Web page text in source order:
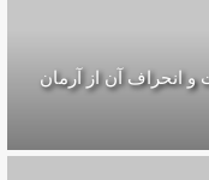
انحراف آن از آرمان